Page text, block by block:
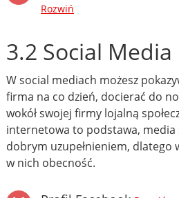
Rozwiń
3.2 Social Media
W social mediach możesz
firma na co dzień, docierać do
wokół swojej firmy lojalną
internetowa to podstawa, media
dobrym uzupełnieniem, dlatego
w nich obecność.